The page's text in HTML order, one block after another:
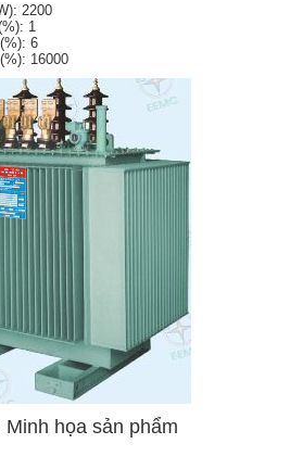
2200
1
6
16000
Minh họa sản phẩm